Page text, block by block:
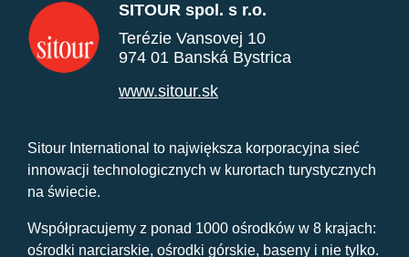
SITOUR spol. s r.o.
Terézie Vansovej 10
974 01 Banská Bystrica
www.sitour.sk
Sitour International to największa korporacyjna sieć
innowacji technologicznych w kurortach turystycznych
na świecie.
Współpracujemy z ponad 1000 ośrodków w 8 krajach:
ośrodki narciarskie, ośrodki górskie, baseny i nie tylko.